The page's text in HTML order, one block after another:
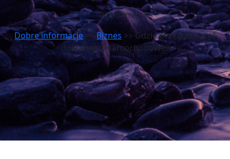
0 comments
Dobre informacje >> Biznes >> Gdzie przetłumaczyć
dokumenty samochodowe?